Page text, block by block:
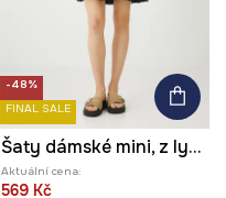
-48%
FINAL SALE
Šaty dámské mini, z lyocellu černá barva
Aktuální cena:
569 Kč